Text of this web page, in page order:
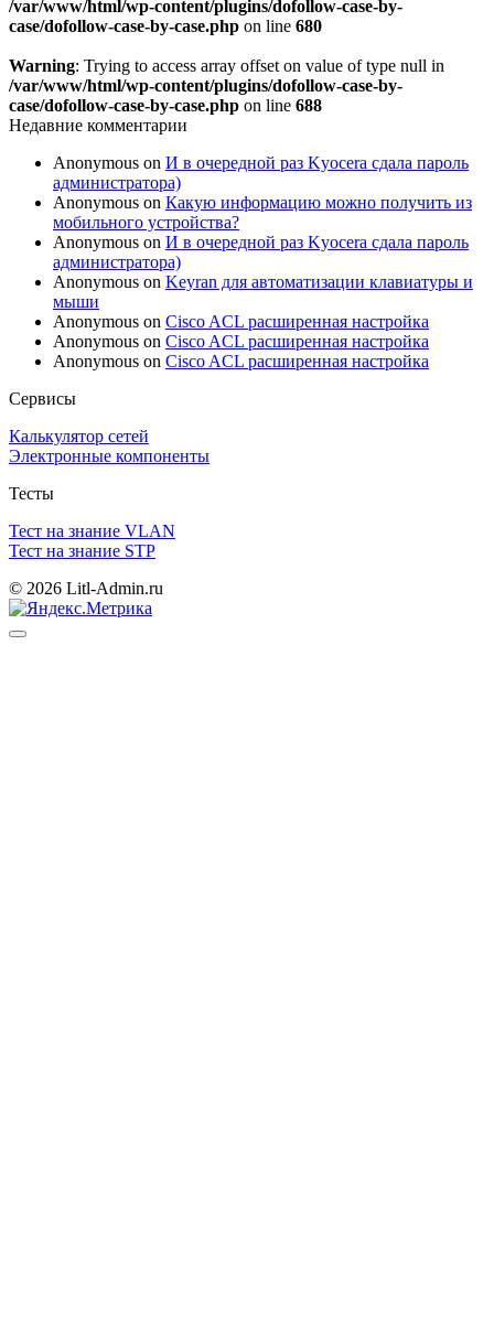
/var/www/html/wp-content/plugins/dofollow-case-by-
case/dofollow-case-by-case.php on line 680
Warning: Trying to access array offset on value of type null in
/var/www/html/wp-content/plugins/dofollow-case-by-
case/dofollow-case-by-case.php on line 688
Недавние комментарии
Anonymous on И в очередной раз Kyocera сдала пароль
администратора)
Anonymous on Какую информацию можно получить из
мобильного устройства?
Anonymous on И в очередной раз Kyocera сдала пароль
администратора)
Anonymous on Keyran для автоматизации клавиатуры и
мыши
Anonymous on Cisco ACL расширенная настройка
Anonymous on Cisco ACL расширенная настройка
Anonymous on Cisco ACL расширенная настройка
Сервисы
Калькулятор сетей
Электронные компоненты
Тесты
Тест на знание VLAN
Тест на знание STP
© 2026 Litl-Admin.ru